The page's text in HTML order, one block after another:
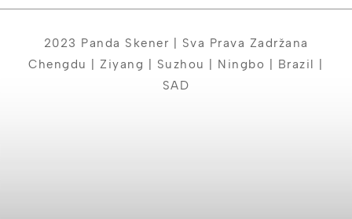
2023 Panda Skener | Sva Prava Zadržana
Chengdu | Ziyang | Suzhou | Ningbo | Brazil |
SAD